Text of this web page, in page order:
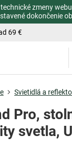
zmeny
dokončenie
69 €
Svietidlá a
Pro,
svetla,